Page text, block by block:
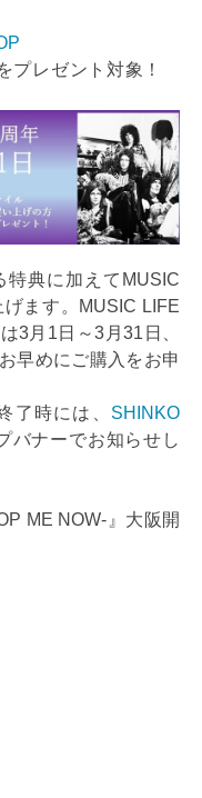
プレゼント対象！
典に加えてMUSIC
ます。MUSIC LIFE
3月1日～3月31日、
早めにご購入をお申
了時には、 SHINKO
バナーでお知らせし
ME NOW-』大阪開